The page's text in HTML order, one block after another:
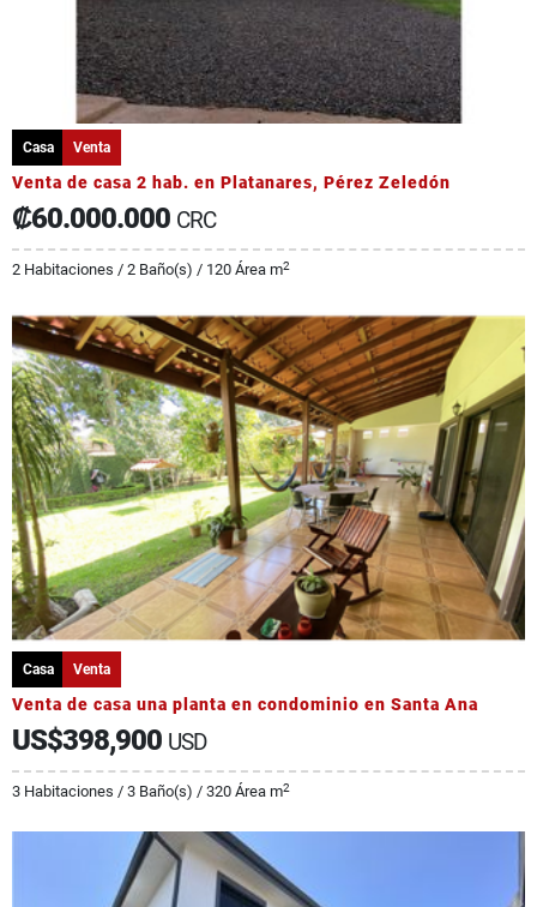
Casa Venta
Venta de casa 2 hab. en Platanares, Pérez Zeledón
₡60.000.000 CRC
2 Habitaciones / 2 Baño(s) / 120 Área m2
Casa Venta
Venta de casa una planta en condominio en Santa Ana
US$398,900 USD
3 Habitaciones / 3 Baño(s) / 320 Área m2